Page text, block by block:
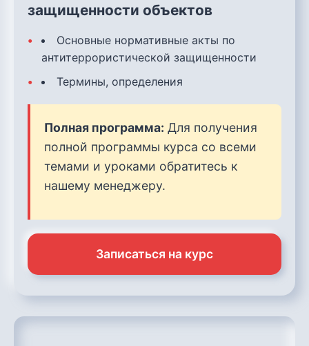
защищенности объектов
Основные нормативные акты по
антитеррористической защищенности
Термины, определения
Полная программа: Для получения
полной программы курса со всеми
темами и уроками обратитесь к
нашему менеджеру.
Записаться на курс